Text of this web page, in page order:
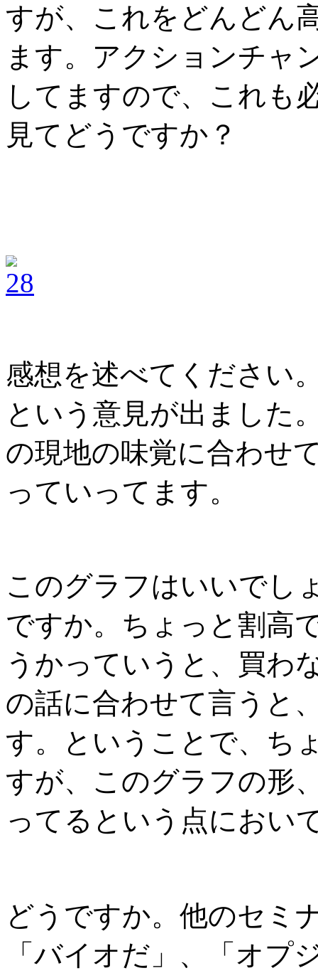
すが、これをどんどん
ます。アクションチャ
してますので、これも
見てどうですか？
感想を述べてください
という意見が出ました
の現地の味覚に合わせ
っていってます。
このグラフはいいでし
ですか。ちょっと割高
うかっていうと、買わ
の話に合わせて言うと
す。ということで、ち
すが、このグラフの形
ってるという点におい
どうですか。他のセミ
「バイオだ」、「オプ